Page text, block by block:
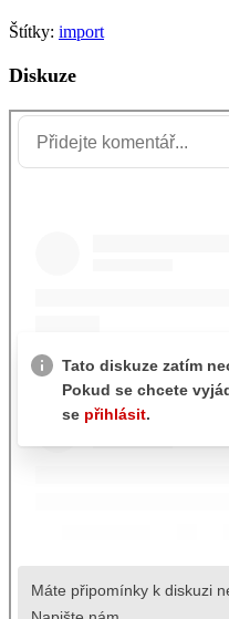
Štítky: import
Diskuze